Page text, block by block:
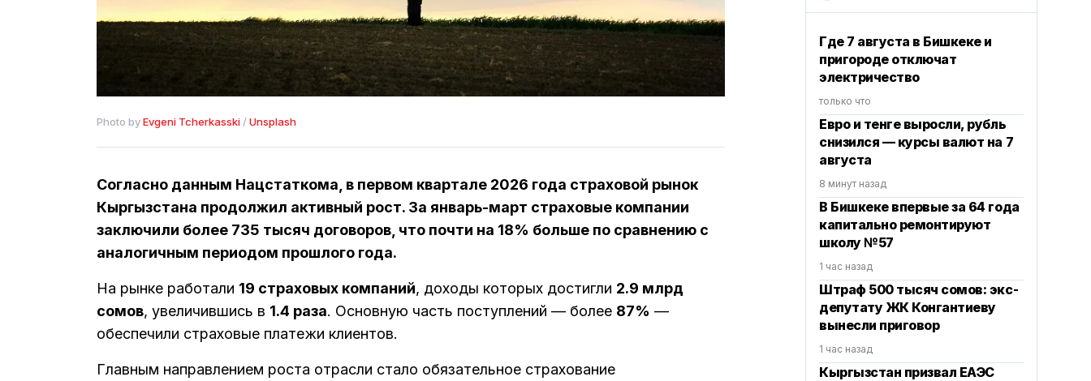
Photo by Evgeni Tcherkasski / Unsplash
Согласно данным Нацстаткома, в первом квартале 2026 года страховой рынок
Кыргызстана продолжил активный рост. За январь-март страховые компании
заключили более 735 тысяч договоров, что почти на 18% больше по сравнению с
аналогичным периодом прошлого года.
На рынке работали 19 страховых компаний, доходы которых достигли 2.9 млрд
сомов, увеличившись в 1.4 раза. Основную часть поступлений — более 87% —
обеспечили страховые платежи клиентов.
Главным направлением роста отрасли стало обязательное страхование
Где 7 августа в Бишкеке и
пригороде отключат
электричество
только что
Евро и тенге выросли, рубль
снизился — курсы валют на 7
августа
8 минут назад
В Бишкеке впервые за 64 года
капитально ремонтируют
школу №57
1 час назад
Штраф 500 тысяч сомов: экс-
депутату ЖК Конгантиеву
вынесли приговор
1 час назад
Кыргызстан призвал ЕАЭС